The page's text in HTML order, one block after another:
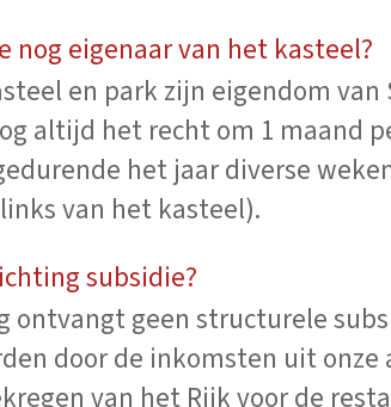
nog eigenaar van het kasteel?
en park zijn eigendom
altijd het recht om 1 maand
het jaar diverse
van het kasteel).
subsidie?
ontvangt geen structurele
door de inkomsten uit
van het Rijk voor de